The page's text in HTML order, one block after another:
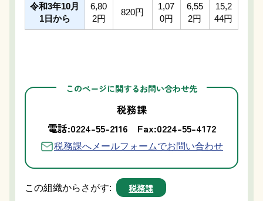
令和3年10月
1日から
6,80
2円
820円
1,07
0円
6,55
2円
15,2
44円
このページに関するお問い合わせ先
税務課
電話:0224-55-2116
Fax:0224-55-4172
税務課へメールフォームでお問い合わせ
この組織からさがす: 税務課